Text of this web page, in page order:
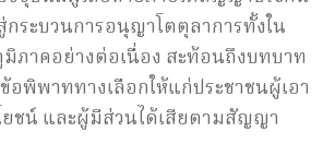
ระบวนการอนุญาโตตุลาการทั้งใน
ภาคอย่างต่อเนื่อง สะท้อนถึงบทบาท
อพิพาททางเลือกให้แก่ประชาชนผู้เอา
ยชน์ และผู้มีส่วนได้เสียตามสัญญา